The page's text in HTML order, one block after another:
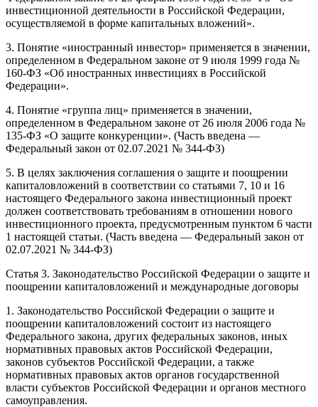
инвестиционной деятельности в Российской Федерации,
осуществляемой в форме капитальных вложений».
3. Понятие «иностранный инвестор» применяется в значении,
определенном в Федеральном законе от 9 июля 1999 года №
160-ФЗ «Об иностранных инвестициях в Российской
Федерации».
4. Понятие «группа лиц» применяется в значении,
определенном в Федеральном законе от 26 июля 2006 года №
135-ФЗ «О защите конкуренции». (Часть введена —
Федеральный закон от 02.07.2021 № 344-ФЗ)
5. В целях заключения соглашения о защите и поощрении
капиталовложений в соответствии со статьями 7, 10 и 16
настоящего Федерального закона инвестиционный проект
должен соответствовать требованиям в отношении нового
инвестиционного проекта, предусмотренным пунктом 6 части
1 настоящей статьи. (Часть введена — Федеральный закон от
02.07.2021 № 344-ФЗ)
Статья 3. Законодательство Российской Федерации о защите и
поощрении капиталовложений и международные договоры
1. Законодательство Российской Федерации о защите и
поощрении капиталовложений состоит из настоящего
Федерального закона, других федеральных законов, иных
нормативных правовых актов Российской Федерации,
законов субъектов Российской Федерации, а также
нормативных правовых актов органов государственной
власти субъектов Российской Федерации и органов местного
самоуправления.